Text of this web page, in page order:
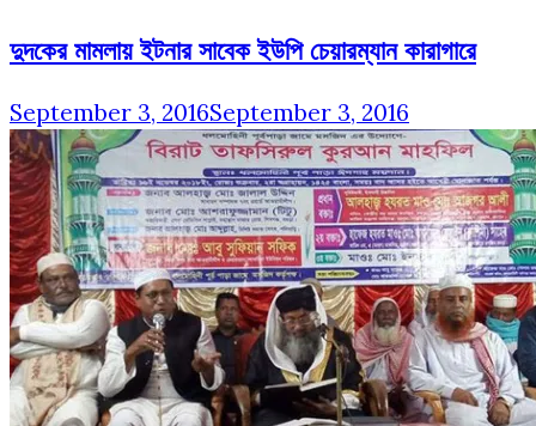
দুদকের মামলায় ইটনার সাবেক ইউপি চেয়ারম্যান কারাগারে
September 3, 2016September 3, 2016